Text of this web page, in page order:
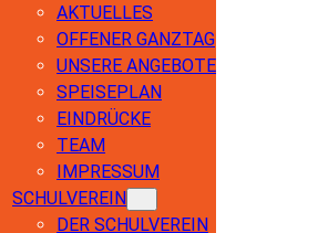
AKTUELLES
OFFENER GANZTAG
UNSERE ANGEBOTE
SPEISEPLAN
EINDRÜCKE
TEAM
IMPRESSUM
SCHULVEREIN
DER SCHULVEREIN